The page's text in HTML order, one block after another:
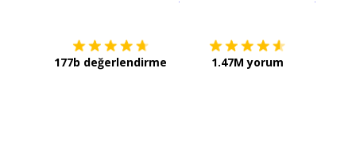
177b değerlendirme 1.47M yorum